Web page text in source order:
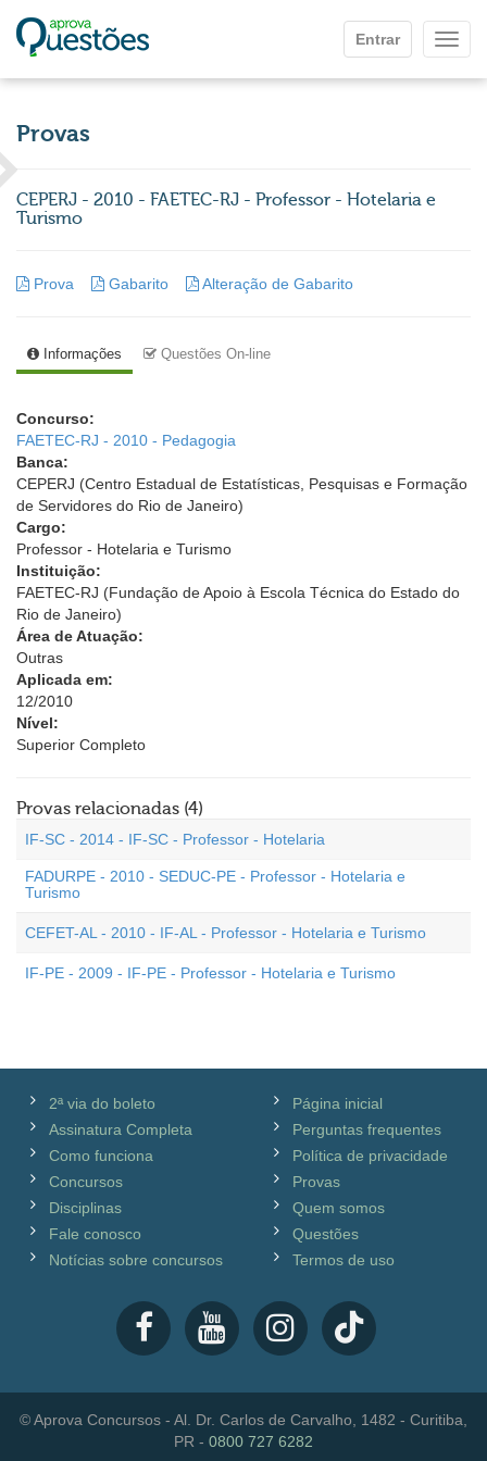
Entrar
Provas
CEPERJ - 2010 - FAETEC-RJ - Professor - Hotelaria e
Turismo
Prova Gabarito Alteração de Gabarito
Informações Questões On-line
Concurso:
FAETEC-RJ - 2010 - Pedagogia
Banca:
CEPERJ (Centro Estadual de Estatísticas, Pesquisas e Formação
de Servidores do Rio de Janeiro)
Cargo:
Professor - Hotelaria e Turismo
Instituição:
FAETEC-RJ (Fundação de Apoio à Escola Técnica do Estado do
Rio de Janeiro)
Área de Atuação:
Outras
Aplicada em:
12/2010
Nível:
Superior Completo
Provas relacionadas (4)
IF-SC - 2014 - IF-SC - Professor - Hotelaria
FADURPE - 2010 - SEDUC-PE - Professor - Hotelaria e
Turismo
CEFET-AL - 2010 - IF-AL - Professor - Hotelaria e Turismo
IF-PE - 2009 - IF-PE - Professor - Hotelaria e Turismo
2ª via do boleto
Assinatura Completa
Como funciona
Concursos
Disciplinas
Fale conosco
Notícias sobre concursos
Página inicial
Perguntas frequentes
Política de privacidade
Provas
Quem somos
Questões
Termos de uso
© Aprova Concursos - Al. Dr. Carlos de Carvalho, 1482 - Curitiba,
PR - 0800 727 6282